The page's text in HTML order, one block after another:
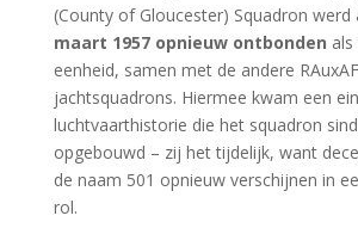
(County of Gloucester) Squadron werd
maart 1957 opnieuw ontbonden als
eenheid, samen met de andere
jachtsquadrons. Hiermee kwam een
luchtvaarthistorie die het squadron
opgebouwd – zij het tijdelijk, want
de naam 501 opnieuw verschijnen in
rol.